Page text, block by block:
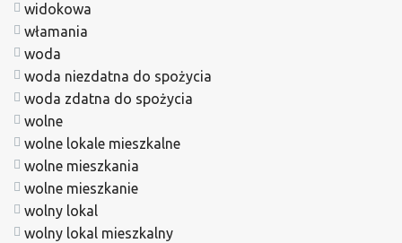
widokowa
włamania
woda
woda niezdatna do spożycia
woda zdatna do spożycia
wolne
wolne lokale mieszkalne
wolne mieszkania
wolne mieszkanie
wolny lokal
wolny lokal mieszkalny